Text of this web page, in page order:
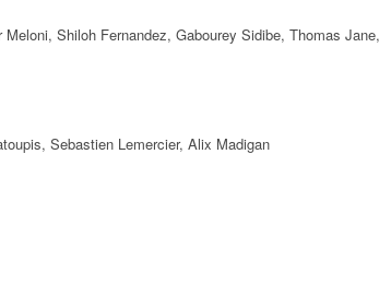
Shiloh Fernandez, Gabourey Sidibe, Thomas Jane,
Sebastien Lemercier, Alix Madigan